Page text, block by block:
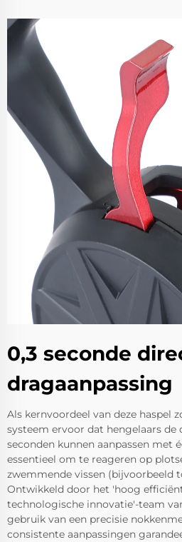
0,3 seconde
dragaanpassing
Als kernvoordeel van deze haspel
systeem ervoor dat hengelaars de
seconden kunnen aanpassen met
essentieel om te reageren op
zwemmende vissen (bijvoorbeeld
Ontwikkeld door het 'hoog
technologische innovatie'-team
gebruik van een precisie
consistente aanpassingen